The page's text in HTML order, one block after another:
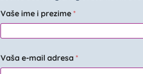
Vaše ime i prezime *
Vaša e-mail adresa *